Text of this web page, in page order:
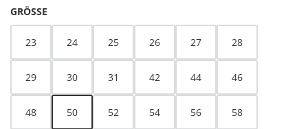
GRÖSSE
23 24 25 26 27 28
29 30 31 42 44 46
48 50 52 54 56 58